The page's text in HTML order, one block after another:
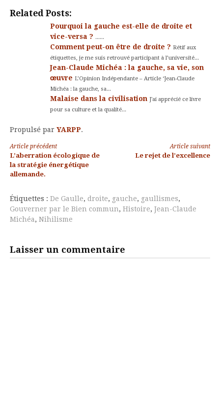
Related Posts:
Pourquoi la gauche est-elle de droite et
vice-versa ? ......
Comment peut-on être de droite ? Rétif aux
étiquettes, je me suis retrouvé participant à l’université...
Jean-Claude Michéa : la gauche, sa vie, son
œuvre L’Opinion Indépendante – Article ‘Jean-Claude
Michéa : la gauche, sa...
Malaise dans la civilisation J'ai apprécié ce livre
pour sa culture et la qualité...
Propulsé par YARPP.
Lire
la
Article précédent
L’aberration écologique de
la stratégie énergétique
allemande.
Article suivant
Le rejet de l’excellence
Étiquettes : De Gaulle, droite, gauche, gaullismes,
Gouverner par le Bien commun, Histoire, Jean-Claude
Michéa, Nihilisme
Laisser un commentaire